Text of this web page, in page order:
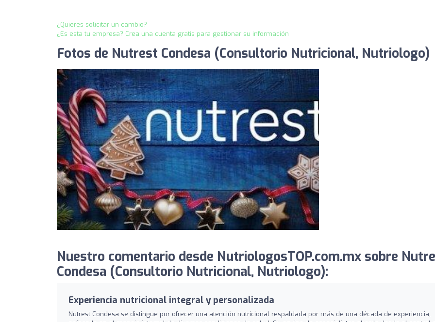
¿Quieres solicitar un cambio?
¿Es esta tu empresa? Crea una cuenta gratis para gestionar su información
Fotos de Nutrest Condesa (Consultorio Nutricional, Nutriologo)
Nuestro comentario desde NutriologosTOP.com.mx sobre
Condesa (Consultorio Nutricional, Nutriologo):
Experiencia nutricional integral y personalizada
Nutrest Condesa se distingue por ofrecer una atención nutricional respaldada por más de una década de experiencia,